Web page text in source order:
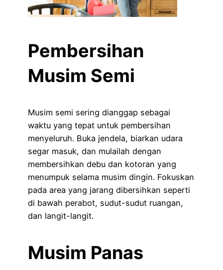
Pembersihan
Musim Semi
Musim semi sering dianggap sebagai
waktu yang tepat untuk pembersihan
menyeluruh. Buka jendela, biarkan udara
segar masuk, dan mulailah dengan
membersihkan debu dan kotoran yang
menumpuk selama musim dingin. Fokuskan
pada area yang jarang dibersihkan seperti
di bawah perabot, sudut-sudut ruangan,
dan langit-langit.
Musim Panas